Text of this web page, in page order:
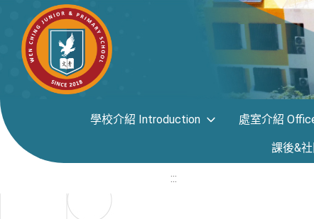
學校介紹 Introduction 處室介紹
課後&
:::